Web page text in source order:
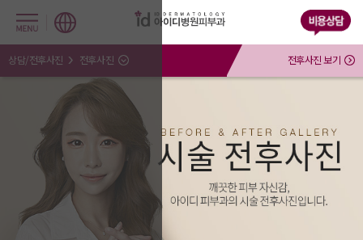
상담/전후사진 전후사진 전후사진 보기